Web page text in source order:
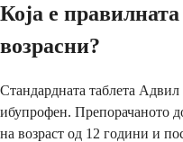
Која е
возрасни?
Стандардната таблета
ибупрофен. Препорачаното
на возраст од 12 години и